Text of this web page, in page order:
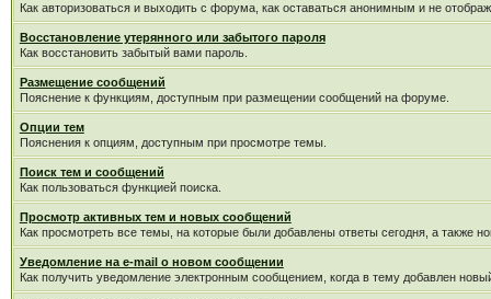
Как авторизоваться и выходить с форума, как оставаться анонимным и не
Восстановление утерянного или забытого пароля
Как восстановить забытый вами пароль.
Размещение сообщений
Пояснение к функциям, доступным при размещении сообщений на форуме.
Опции тем
Пояснения к опциям, доступным при просмотре темы.
Поиск тем и сообщений
Как пользоваться функцией поиска.
Просмотр активных тем и новых сообщений
Как просмотреть все темы, на которые были добавлены ответы сегодня, а также
Уведомление на е-mail о новом сообщении
Как получить уведомление электронным сообщением, когда в тему добавлен